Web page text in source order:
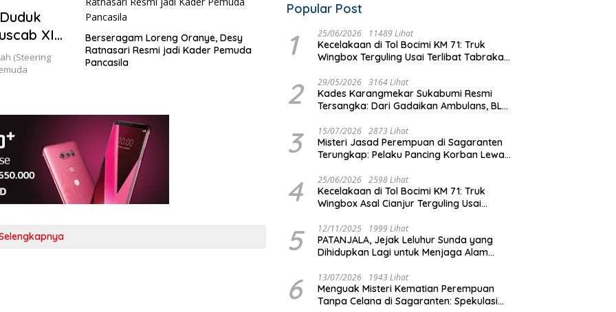
XI
(Steering
Berseragam Loreng Oranye, Desy
Ratnasari Resmi jadi Kader Pemuda
Pancasila
Popular Post
1 25/06/2026 11489 Lihat
Kecelakaan di Tol Bocimi KM 71: Truk
Wingbox Terguling Usai Terlibat Tabrakan
2 29/05/2026 3164 Lihat
Kades Karangmekar Sukabumi Resmi
Tersangka: Dari Gadaikan Ambulans, BLT
3 15/07/2026 2873 Lihat
Misteri Jasad Perempuan di Sagaranten
Terungkap: Pelaku Pancing Korban Lewat
4 25/06/2026 2598 Lihat
Kecelakaan di Tol Bocimi KM 71: Truk
Wingbox Asal Cianjur Terguling Usai
RS Sekarwangi
5 12/11/2025 1999 Lihat
PATANJALA, Jejak Leluhur Sunda yang
Dihidupkan Lagi untuk Menjaga Alam
6 13/07/2026 1943 Lihat
Menguak Misteri Kematian Perempuan
Tanpa Celana di Sagaranten: Spekulasi